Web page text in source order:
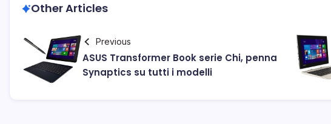
Other Articles
Previous
ASUS Transformer Book serie Chi, penna
Synaptics su tutti i modelli